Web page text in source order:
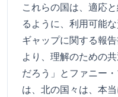
これらの国は、適応
るように、利用可能
ギャップに関する報
より、理解のための
だろう」とファニー
は、北の国々は、本